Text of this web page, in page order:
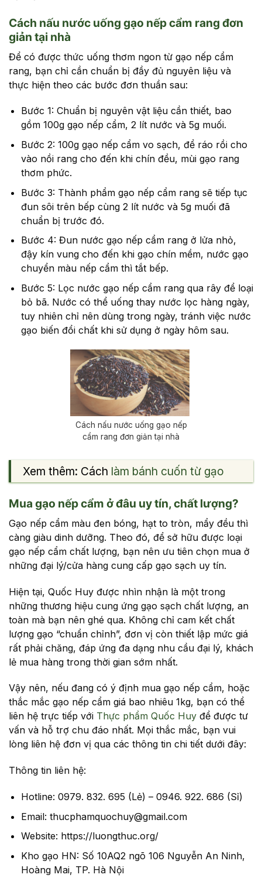
Cách nấu nước uống gạo nếp cẩm rang đơn
giản tại nhà
Để có được thức uống thơm ngon từ gạo nếp cẩm
rang, bạn chỉ cần chuẩn bị đầy đủ nguyên liệu và
thực hiện theo các bước đơn thuần sau:
Bước 1: Chuẩn bị nguyên vật liệu cần thiết, bao
gồm 100g gạo nếp cẩm, 2 lít nước và 5g muối.
Bước 2: 100g gạo nếp cẩm vo sạch, để ráo rồi cho
vào nồi rang cho đến khi chín đều, mùi gạo rang
thơm phức.
Bước 3: Thành phẩm gạo nếp cẩm rang sẽ tiếp tục
đun sôi trên bếp cùng 2 lít nước và 5g muối đã
chuẩn bị trước đó.
Bước 4: Đun nước gạo nếp cẩm rang ở lửa nhỏ,
đậy kín vung cho đến khi gạo chín mềm, nước gạo
chuyển màu nếp cẩm thì tắt bếp.
Bước 5: Lọc nước gạo nếp cẩm rang qua rây để loại
bỏ bã. Nước có thể uống thay nước lọc hàng ngày,
tuy nhiên chỉ nên dùng trong ngày, tránh việc nước
gạo biến đổi chất khi sử dụng ở ngày hôm sau.
Cách nấu nước uống gạo nếp
cẩm rang đơn giản tại nhà
Xem thêm: Cách làm bánh cuốn từ gạo
Mua gạo nếp cẩm ở đâu uy tín, chất lượng?
Gạo nếp cẩm màu đen bóng, hạt to tròn, mẩy đều thì
càng giàu dinh dưỡng. Theo đó, để sở hữu được loại
gạo nếp cẩm chất lượng, bạn nên ưu tiên chọn mua ở
những đại lý/cửa hàng cung cấp gạo sạch uy tín.
Hiện tại, Quốc Huy được nhìn nhận là một trong
những thương hiệu cung ứng gạo sạch chất lượng, an
toàn mà bạn nên ghé qua. Không chỉ cam kết chất
lượng gạo “chuẩn chỉnh”, đơn vị còn thiết lập mức giá
rất phải chăng, đáp ứng đa dạng nhu cầu đại lý, khách
lẻ mua hàng trong thời gian sớm nhất.
Vậy nên, nếu đang có ý định mua gạo nếp cẩm, hoặc
thắc mắc gạo nếp cẩm giá bao nhiêu 1kg, bạn có thể
liên hệ trực tiếp với Thực phẩm Quốc Huy để được tư
vấn và hỗ trợ chu đáo nhất. Mọi thắc mắc, bạn vui
lòng liên hệ đơn vị qua các thông tin chi tiết dưới đây:
Thông tin liên hệ:
Hotline: 0979. 832. 695 (Lẻ) – 0946. 922. 686 (Sỉ)
Email: thucphamquochuy@gmail.com
Website: https://luongthuc.org/
Kho gạo HN: Số 10AQ2 ngõ 106 Nguyễn An Ninh,
Hoàng Mai, TP. Hà Nội